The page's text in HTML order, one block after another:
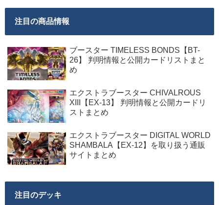
注目の商品情報
ブースター TIMELESS BONDS【BT-
26】 判明情報と公開カードリストまと
め
エクストラブースター CHIVALROUS
XIII【EX-13】 判明情報と公開カードリ
ストまとめ
エクストラブースター DIGITAL WORLD
SHAMBALA【EX-12】を取り扱う通販
サイトまとめ
注目のデッキ